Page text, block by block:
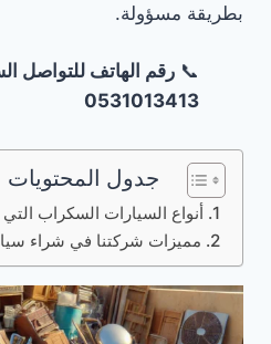
بطريقة مسؤولة.
📞رقم الهاتف للتواصل
0531013413
جدول المحتويات
أنواع السيارات السكراب التي
مميزات شركتنا في شراء